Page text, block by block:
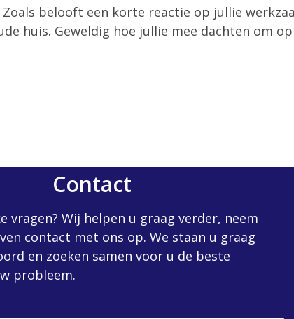
belooft een korte reactie op jullie
huis. Geweldig hoe jullie mee dachten om
Contact
vragen? Wij helpen u graag verder, neem
contact met ons op. We staan u graag
en zoeken samen voor u de beste
probleem.